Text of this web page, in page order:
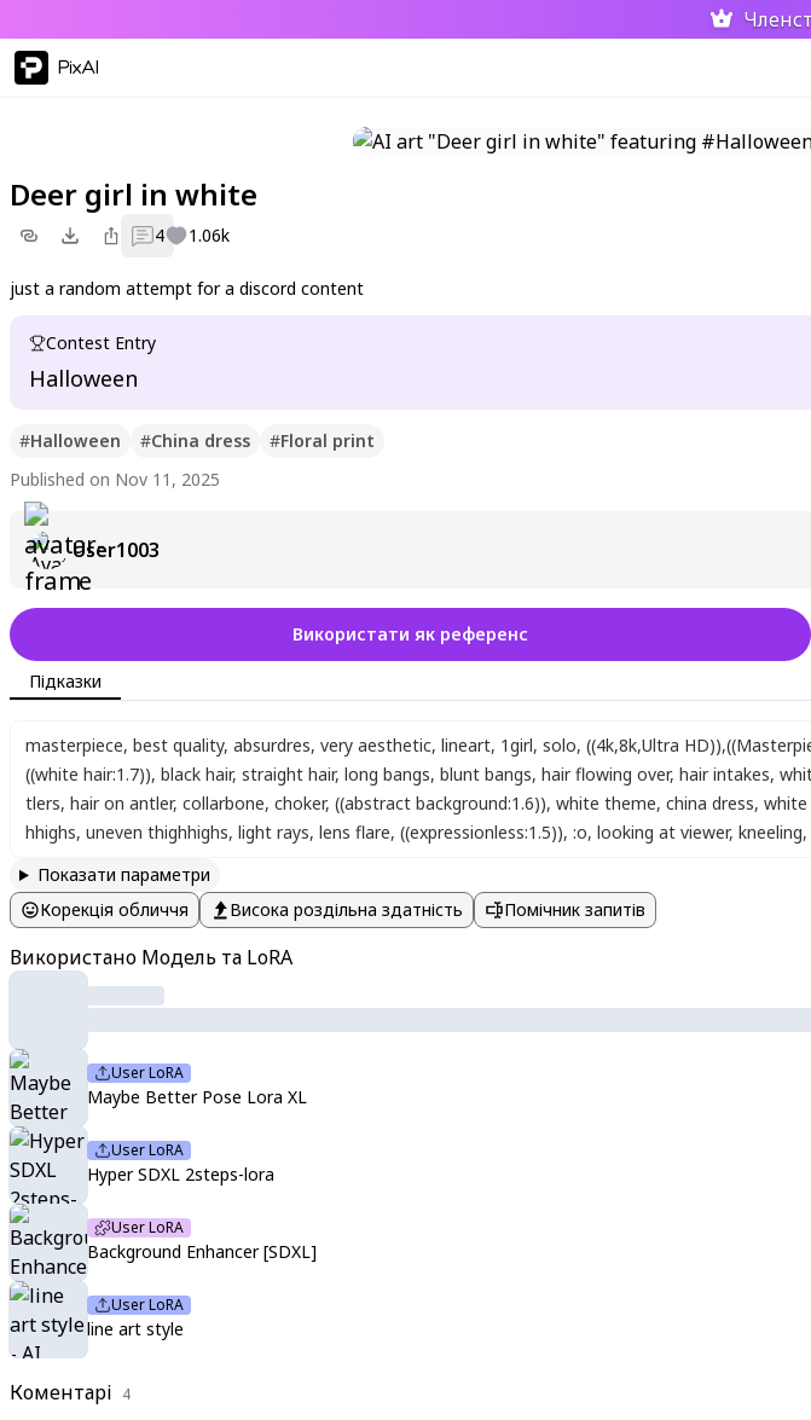
PixAI
Deer girl in white
4 1.06k
just a random attempt for a discord content
Contest Entry
Halloween
#Halloween #China dress #Floral print
Published on Nov 11, 2025
User1003
Коментарі 4
Використати як референс
Підказки
masterpiece, best quality, absurdres, very aesthetic, lineart, 1girl, solo, ((4k,8k,Ultra HD)),
((white hair:1.7)), black hair, straight hair, long bangs, blunt bangs, hair flowing over, hair intakes,
tlers, hair on antler, collarbone, choker, ((abstract background:1.6)), white theme, china dress, white
hhighs, uneven thighhighs, light rays, lens flare, ((expressionless:1.5)), :o, looking at viewer, kneeling,
Показати параметри
Корекція обличчя
Висока роздільна здатність Помічник запитів
Використано Модель та LoRA
User LoRA
Maybe Better Pose Lora XL
User LoRA
Hyper SDXL 2steps-lora
User LoRA
Background Enhancer [SDXL]
User LoRA
line art style